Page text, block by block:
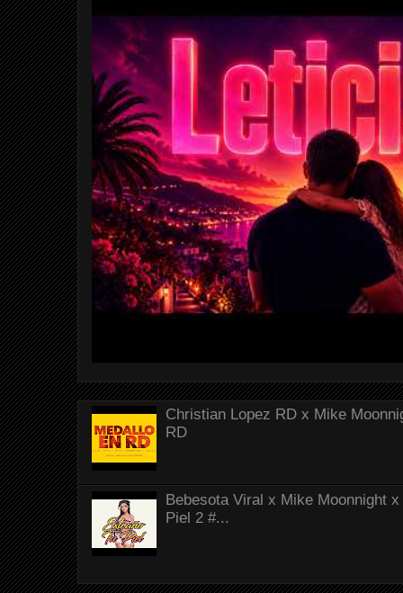
Christian Lopez RD x Mike
RD
Bebesota Viral x Mike Moonnight
Piel 2 #...